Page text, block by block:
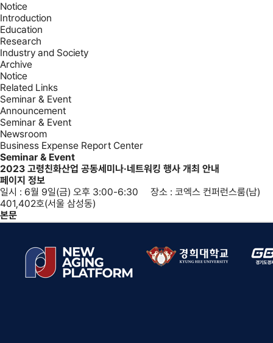
Notice
Introduction
Education
Research
Industry and Society
Archive
Notice
Related Links
Seminar & Event
Announcement
Seminar & Event
Newsroom
Business Expense Report Center
Seminar & Event
2023 고령친화산업 공동세미나·네트워킹 행사 개최 안내
페이지 정보
일시 : 6월 9일(금) 오후 3:00-6:30 장소 : 코엑스 컨퍼런스룸(남)
401,402호(서울 삼성동)
본문